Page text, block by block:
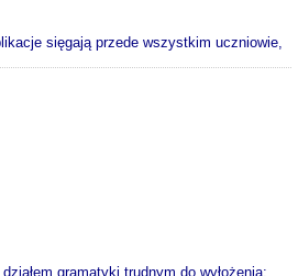
sięgają przede wszystkim uczniowie,
gramatyki trudnym do wyłożenia: